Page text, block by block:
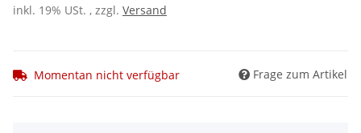
inkl. 19% USt. , zzgl. Versand
Momentan nicht verfügbar Frage zum Artikel